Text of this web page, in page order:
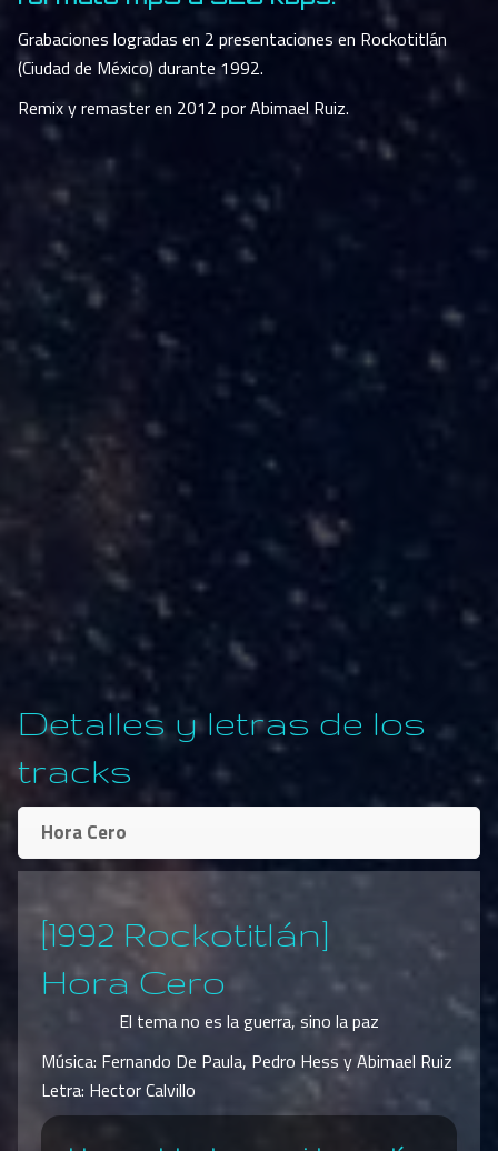
Grabaciones logradas en 2 presentaciones en Rockotitlán
(Ciudad de México) durante 1992.
Remix y remaster en 2012 por Abimael Ruiz.
3 may 2012
AVAILABLE NOW ON:
Tienda Órbita Irregular
Detalles y letras de los
tracks
Hora Cero
[1992 Rockotitlán]
Hora Cero
El tema no es la guerra, sino la paz
Música: Fernando De Paula, Pedro Hess y Abimael Ruiz
Letra: Hector Calvillo